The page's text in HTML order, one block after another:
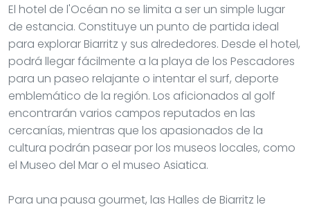
El hotel de l'Océan no se limita a ser un simple lugar
de estancia. Constituye un punto de partida ideal
para explorar Biarritz y sus alrededores. Desde el hotel,
podrá llegar fácilmente a la playa de los Pescadores
para un paseo relajante o intentar el surf, deporte
emblemático de la región. Los aficionados al golf
encontrarán varios campos reputados en las
cercanías, mientras que los apasionados de la
cultura podrán pasear por los museos locales, como
el Museo del Mar o el museo Asiatica.
Para una pausa gourmet, las Halles de Biarritz le